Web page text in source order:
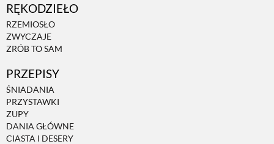
RĘKODZIEŁO
RZEMIOSŁO
ZWYCZAJE
ZRÓB TO SAM
PRZEPISY
ŚNIADANIA
PRZYSTAWKI
ZUPY
DANIA GŁÓWNE
CIASTA I DESERY